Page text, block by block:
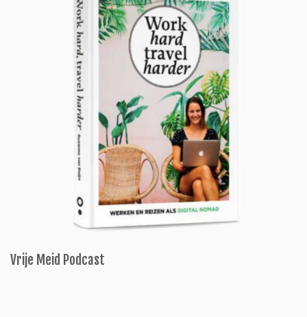
Vrije Meid Podcast